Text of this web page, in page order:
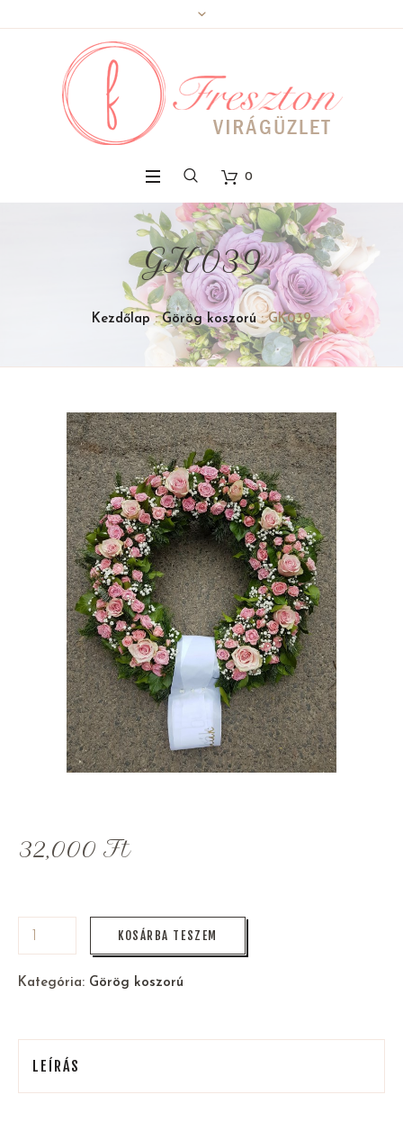
0
GK039
Kezdőlap :Görög koszorú: GK039
32,000 Ft
KOSÁRBA TESZEM
Kategória: Görög koszorú
LEÍRÁS